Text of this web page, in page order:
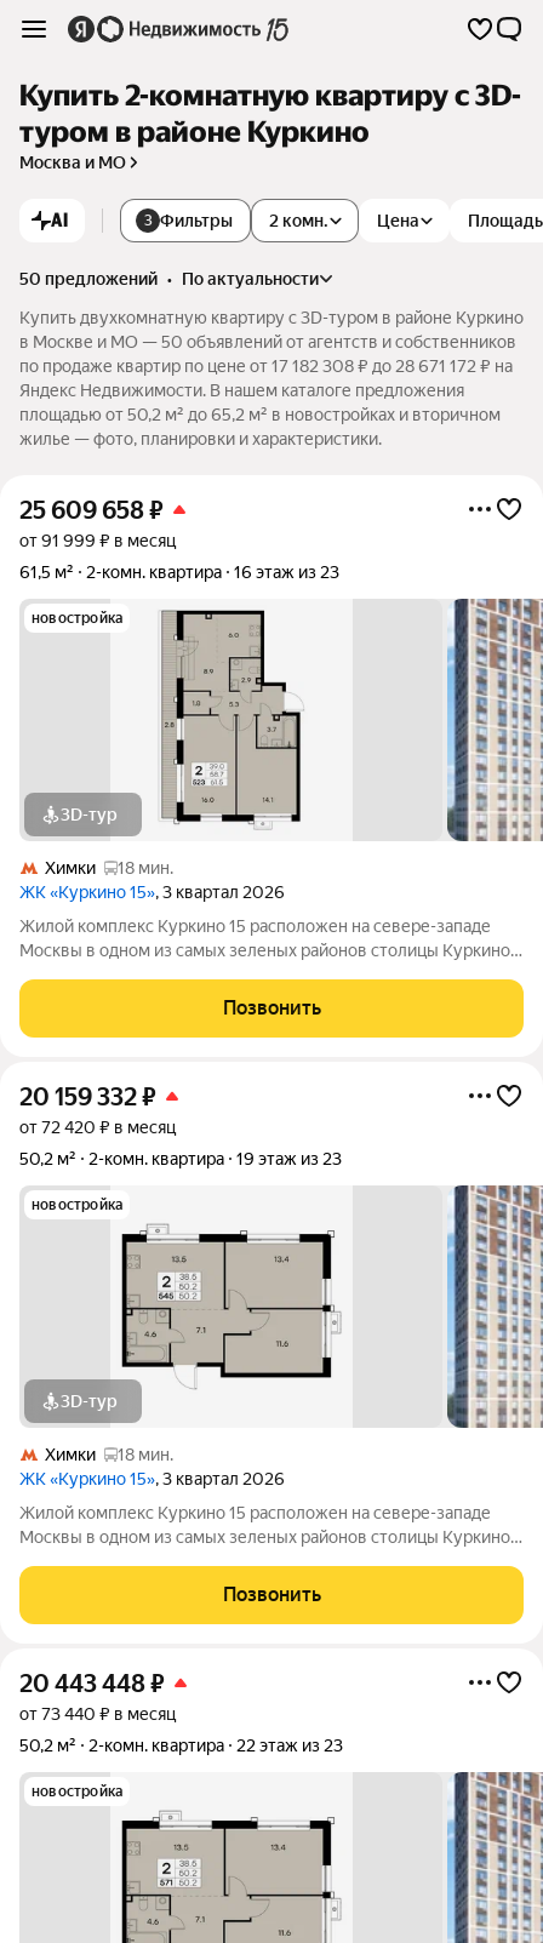
Купить 2-комнатную квартиру c 3D-
туром в районе Куркино
Москва и МО
AI 3 Фильтры 2 комн. Цена Площадь
50 предложений •
по актуальности
Купить двухкомнатную квартиру c 3D-туром в районе Куркино
в Москве и МО — 50 объявлений от агентств и собственников
по продаже квартир по цене от 17 182 308 ₽ до 28 671 172 ₽ на
Яндекс Недвижимости. В нашем каталоге предложения
площадью от 50,2 м² до 65,2 м² в новостройках и вторичном
жилье — фото, планировки и характеристики.
25 609 658₽
от 91 999 ₽ в месяц
61,5 м²
2-комн. квартира 16 этаж из 23
новостройка
3D-тур
Химки
18 мин.
ЖК «Куркино 15», 3 квартал 2026
Жилой комплекс Куркино 15 расположен на севере-западе
Москвы в одном из самых зеленых районов столицы Куркино.
которых открывается вдохновляющий вид на лесопарк и
мегаполис. Комплекс состоит
Позвонить
20 159 332₽
от 72 420 ₽ в месяц
50,2 м²
2-комн. квартира 19 этаж из 23
новостройка
3D-тур
Химки
18 мин.
ЖК «Куркино 15», 3 квартал 2026
Жилой комплекс Куркино 15 расположен на севере-западе
Москвы в одном из самых зеленых районов столицы Куркино.
которых открывается вдохновляющий вид на лесопарк и
мегаполис. Комплекс состоит
Позвонить
20 443 448₽
от 73 440 ₽ в месяц
50,2 м²
2-комн. квартира 22 этаж из 23
новостройка